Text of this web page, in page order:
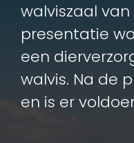
walviszaal
presentatie
een
walvis. Na de
en is er